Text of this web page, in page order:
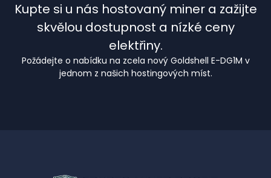
Kupte si u nás hostovaný miner a zažijte
skvělou dostupnost a nízké ceny
elektřiny.
Požádejte o nabídku na zcela nový Goldshell E-DG1M v
jednom z našich hostingových míst.